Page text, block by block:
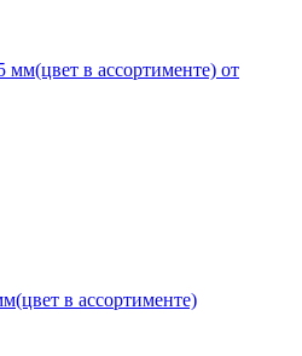
в ассортименте)